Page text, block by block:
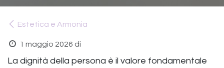
Estetica e Armonia
1 maggio 2026 di
La dignità della persona è il valore fondamentale